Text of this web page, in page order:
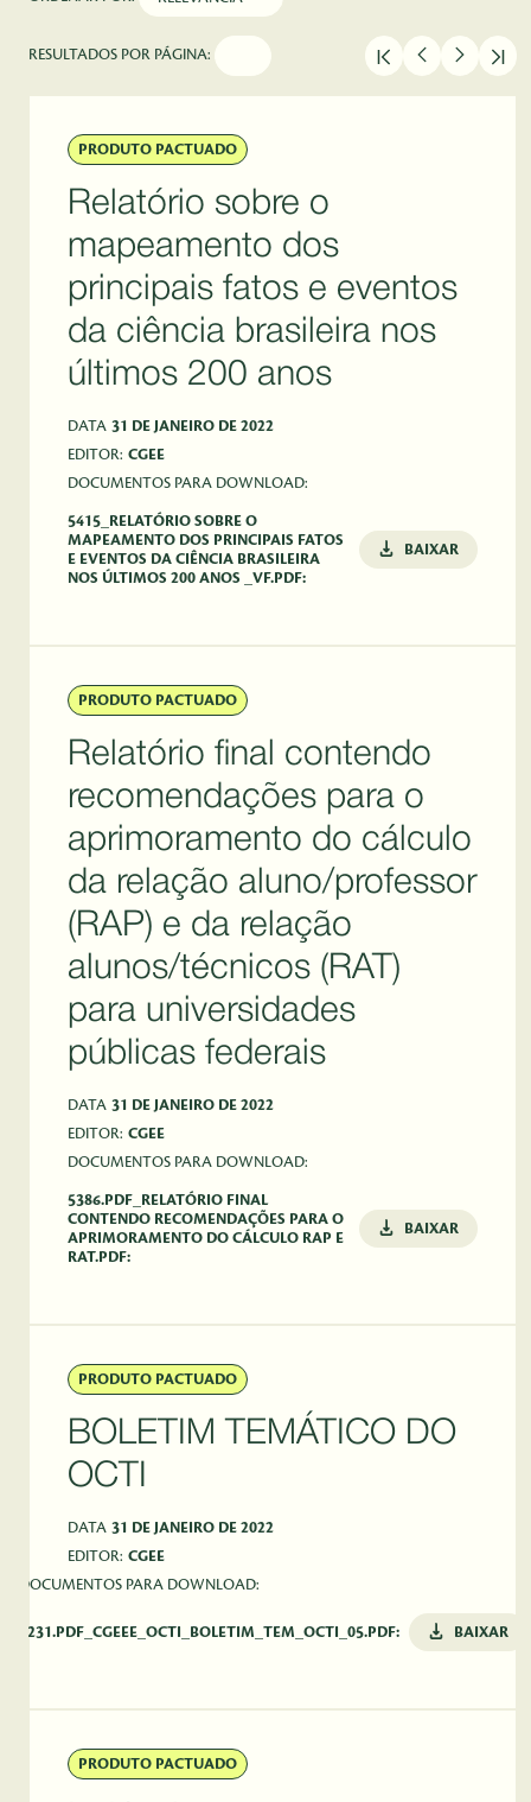
RESULTADOS POR PÁGINA:
PRODUTO PACTUADO
Relatório sobre o
mapeamento dos
principais fatos e eventos
da ciência brasileira nos
últimos 200 anos
DATA 31 DE JANEIRO DE 2022
EDITOR: CGEE
DOCUMENTOS PARA DOWNLOAD:
5415_RELATÓRIO SOBRE O
MAPEAMENTO DOS PRINCIPAIS FATOS
E EVENTOS DA CIÊNCIA BRASILEIRA
NOS ÚLTIMOS 200 ANOS _VF.PDF:
BAIXAR
PRODUTO PACTUADO
Relatório final contendo
recomendações para o
aprimoramento do cálculo
da relação aluno/professor
(RAP) e da relação
alunos/técnicos (RAT)
para universidades
públicas federais
DATA 31 DE JANEIRO DE 2022
EDITOR: CGEE
DOCUMENTOS PARA DOWNLOAD:
5386.PDF_RELATÓRIO FINAL
CONTENDO RECOMENDAÇÕES PARA O
APRIMORAMENTO DO CÁLCULO RAP E
RAT.PDF:
BAIXAR
PRODUTO PACTUADO
BOLETIM TEMÁTICO DO
OCTI
DATA 31 DE JANEIRO DE 2022
EDITOR: CGEE
DOCUMENTOS PARA DOWNLOAD:
5231.PDF_CGEEE_OCTI_BOLETIM_TEM_OCTI_05.PDF: BAIXAR
PRODUTO PACTUADO